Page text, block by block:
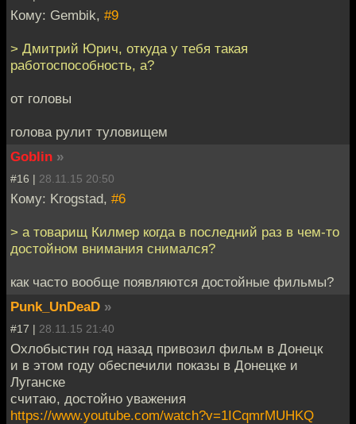
Кому: Gembik, #9
> Дмитрий Юрич, откуда у тебя такая
работоспособность, а?
от головы
голова рулит туловищем
Goblin »
#16 | 28.11.15 20:50
Кому: Krogstad, #6
> а товарищ Килмер когда в последний раз в чем-то
достойном внимания снимался?
как часто вообще появляются достойные фильмы?
Punk_UnDeaD »
#17 | 28.11.15 21:40
Охлобыстин год назад привозил фильм в Донецк
и в этом году обеспечили показы в Донецке и
Луганске
считаю, достойно уважения
https://www.youtube.com/watch?v=1ICqmrMUHKQ